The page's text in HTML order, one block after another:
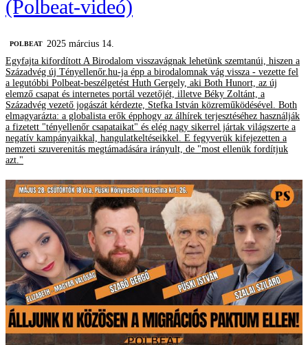
(Polbeat-videó)
‎POLBEAT 2025 március 14.
Egyfajta kifordított A Birodalom visszavágnak lehetünk szemtanúi, hiszen a
Századvég új Tényellenőr.hu-ja épp a birodalomnak vág vissza - vezette fel
a legutóbbi Polbeat-beszélgetést Huth Gergely, aki Both Hunort, az új
elemző csapat és internetes portál vezetőjét, illetve Béky Zoltánt, a
Századvég vezető jogászát kérdezte, Stefka István közreműködésével. Both
elmagyarázta: a globalista erők épphogy az álhírek terjesztéséhez használják
a fizetett "tényellenőr csapataikat" és elég nagy sikerrel jártak világszerte a
negatív kampányaikkal, hangulatkeltéseikkel. E fegyverük kifejezetten a
nemzeti szuverenitás megtámadására irányult, de "most ellenük fordítjuk
azt."